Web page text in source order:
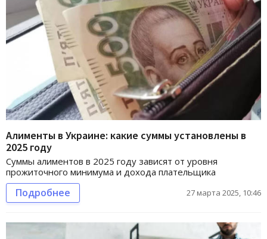
Алименты в Украине: какие суммы установлены в
2025 году
Суммы алиментов в 2025 году зависят от уровня
прожиточного минимума и дохода плательщика
Подробнее 27 марта 2025, 10:46